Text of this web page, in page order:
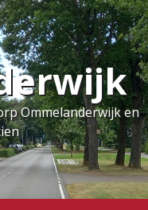
Ommelanderwijk en